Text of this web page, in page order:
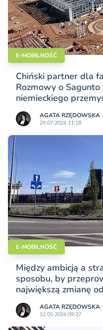
E-MOBILNOŚĆ
Chiński partner dla
Rozmowy o
niemieckiego
AGATA RZĘDOWSKA
29.07.2026 11:18
E-MOBILNOŚĆ
Między ambicją a
sposobu, by
największą zmianę
AGATA RZĘDOWSKA
12.05.2026 09:37